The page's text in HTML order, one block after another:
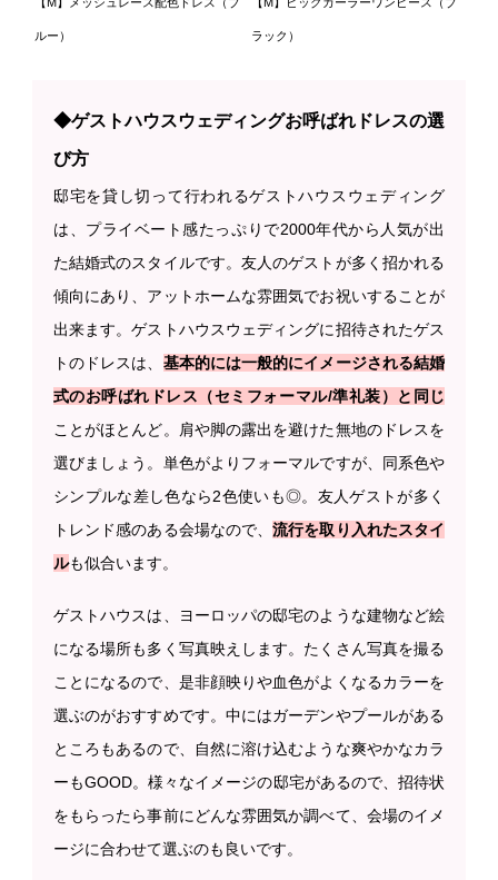
ルー） ラック）
◆ゲストハウスウェディングお呼ばれドレスの選
び方
邸宅を貸し切って行われるゲストハウスウェディング
は、プライベート感たっぷりで2000年代から人気が出
た結婚式のスタイルです。友人のゲストが多く招かれる
傾向にあり、アットホームな雰囲気でお祝いすることが
出来ます。ゲストハウスウェディングに招待されたゲス
トのドレスは、 基本的には一般的にイメージされる結婚
式のお呼ばれドレス（セミフォーマル/準礼装）と同じ
ことがほとんど。肩や脚の露出を避けた無地のドレスを
選びましょう。単色がよりフォーマルですが、同系色や
シンプルな差し色なら2色使いも◎。友人ゲストが多く
トレンド感のある会場なので、流行を取り入れたスタイ
ルも似合います。
ゲストハウスは、ヨーロッパの邸宅のような建物など絵
になる場所も多く写真映えします。たくさん写真を撮る
ことになるので、是非顔映りや血色がよくなるカラーを
選ぶのがおすすめです。中にはガーデンやプールがある
ところもあるので、自然に溶け込むような爽やかなカラ
ーもGOOD。様々なイメージの邸宅があるので、招待状
をもらったら事前にどんな雰囲気か調べて、会場のイメ
ージに合わせて選ぶのも良いです。